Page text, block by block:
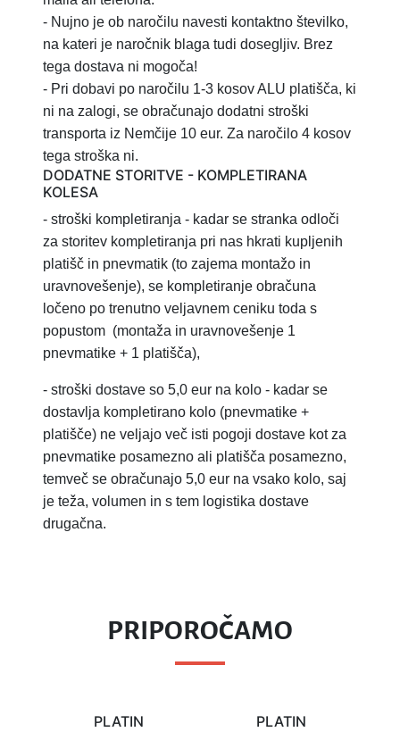
- Nujno je ob naročilu navesti kontaktno številko,
na kateri je naročnik blaga tudi dosegljiv. Brez
tega dostava ni mogoča!
- Pri dobavi po naročilu 1-3 kosov ALU platišča, ki
ni na zalogi, se obračunajo dodatni stroški
transporta iz Nemčije 10 eur. Za naročilo 4 kosov
tega stroška ni.
DODATNE STORITVE - KOMPLETIRANA
KOLESA
- stroški kompletiranja - kadar se stranka odloči
za storitev kompletiranja pri nas hkrati kupljenih
platišč in pnevmatik (to zajema montažo in
uravnovešenje), se kompletiranje obračuna
ločeno po trenutno veljavnem ceniku toda s
popustom (montaža in uravnovešenje 1
pnevmatike + 1 platišča),
- stroški dostave so 5,0 eur na kolo - kadar se
dostavlja kompletirano kolo (pnevmatike +
platišče) ne veljajo več isti pogoji dostave kot za
pnevmatike posamezno ali platišča posamezno,
temveč se obračunajo 5,0 eur na vsako kolo, saj
je teža, volumen in s tem logistika dostave
drugačna.
PRIPOROČAMO
PLATIN PLATIN